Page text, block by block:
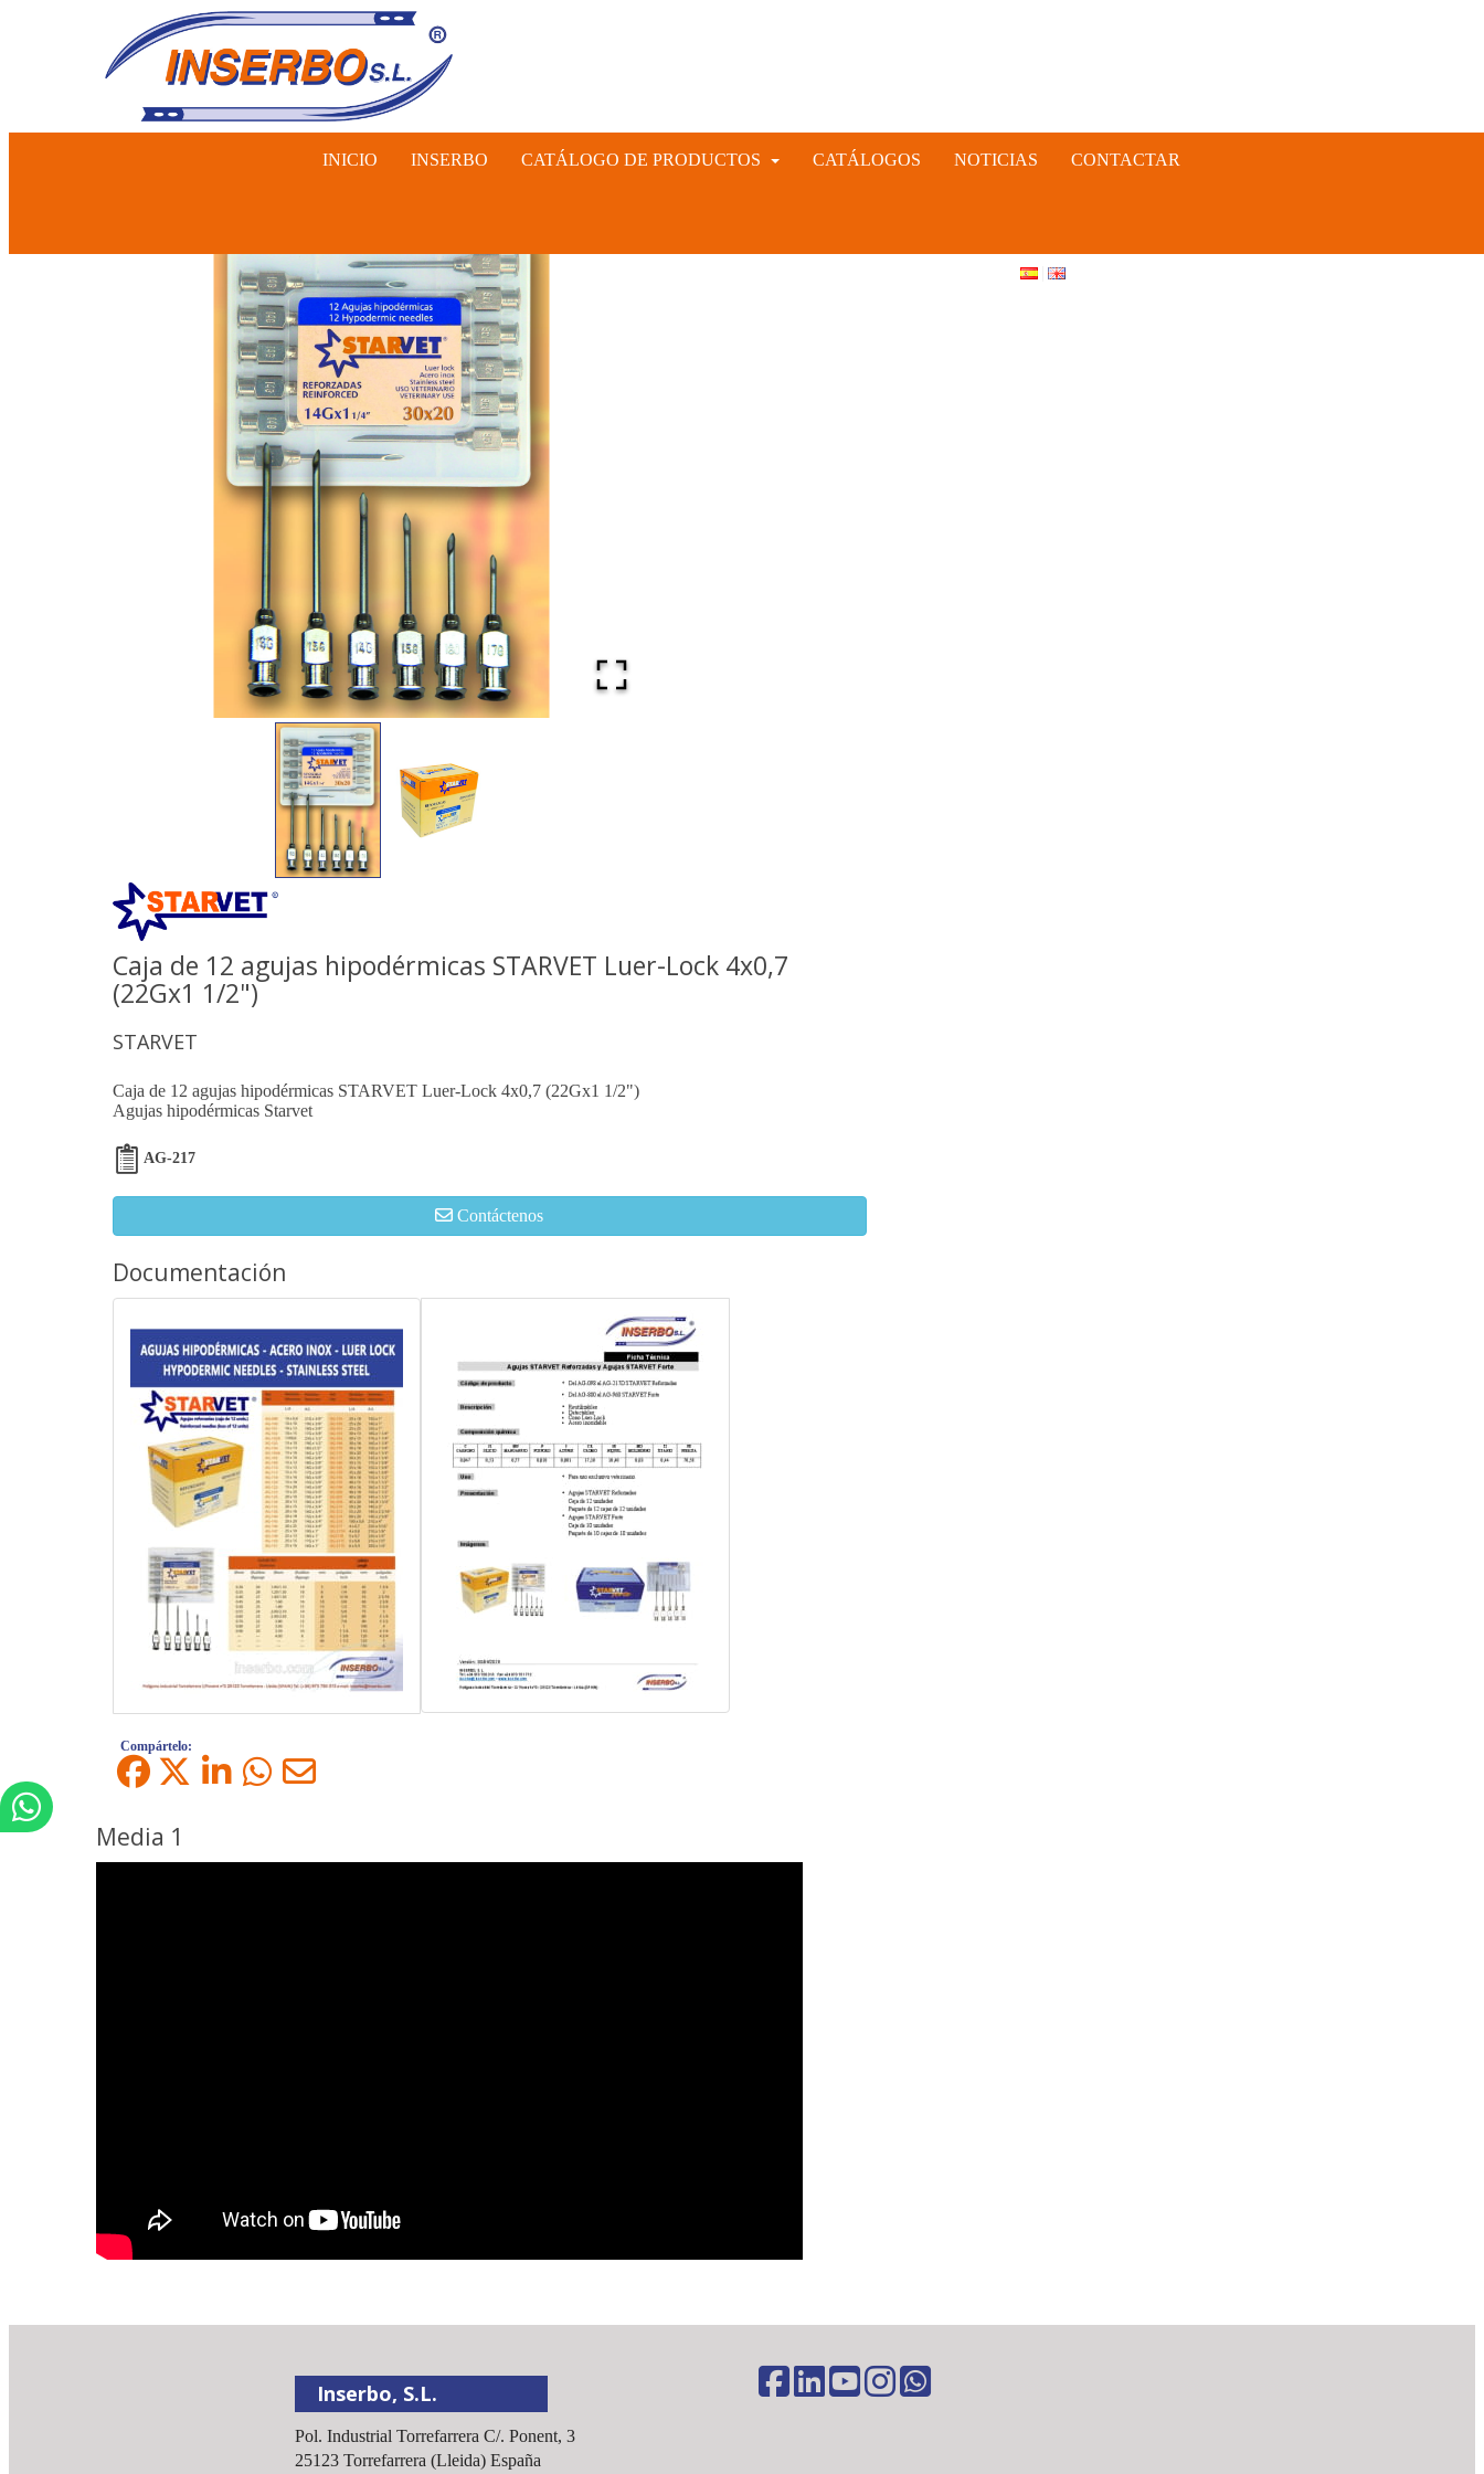
INICIO INSERBO CATÁLOGO DE PRODUCTOS CATÁLOGOS NOTICIAS CONTACTAR
Caja de 12 agujas hipodérmicas STARVET Luer-Lock 4x0,7
(22Gx1 1/2")
STARVET
Caja de 12 agujas hipodérmicas STARVET Luer-Lock 4x0,7 (22Gx1 1/2")
Agujas hipodérmicas Starvet
AG-217
Contáctenos
Documentación
Compártelo:
Media 1
Inserbo, S.L.
Pol. Industrial Torrefarrera C/. Ponent, 3
25123 Torrefarrera (Lleida) España